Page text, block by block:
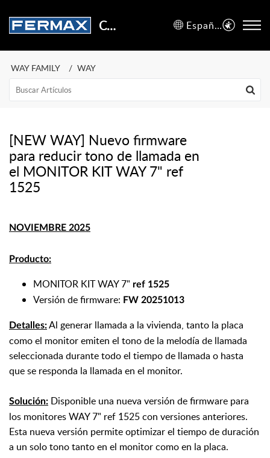
Centro de Soporte Español (España)
WAY FAMILY WAY
[NEW WAY] Nuevo firmware
para reducir tono de llamada en
el MONITOR KIT WAY 7" ref
1525
NOVIEMBRE 2025
Producto:
MONITOR KIT WAY 7" ref 1525
Versión de firmware: FW 20251013
Detalles:Al generar llamada a la vivienda, tanto la placa
como el monitor emiten el tono de la melodía de llamada
seleccionada durante todo el tiempo de llamada o hasta
que se responda la llamada en el monitor.
Solución: Disponible una nueva versión de firmware para
los monitores WAY 7" ref 1525 con versiones anteriores.
Esta nueva versión permite optimizar el tiempo de duración
a un solo tono tanto en el monitor como en la placa.